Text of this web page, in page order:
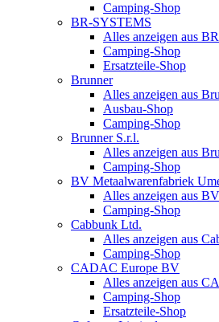
Camping-Shop
BR-SYSTEMS
Alles anzeigen aus
Camping-Shop
Ersatzteile-Shop
Brunner
Alles anzeigen aus
Ausbau-Shop
Camping-Shop
Brunner S.r.l.
Alles anzeigen aus
Camping-Shop
BV Metaalwarenfabriek
Alles anzeigen aus
Camping-Shop
Cabbunk Ltd.
Alles anzeigen aus
Camping-Shop
CADAC Europe BV
Alles anzeigen aus
Camping-Shop
Ersatzteile-Shop